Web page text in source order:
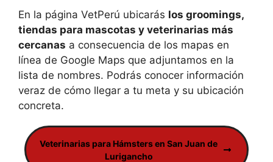
En la página VetPerú ubicarás los groomings,
tiendas para mascotas y veterinarias más
cercanas a consecuencia de los mapas en
línea de Google Maps que adjuntamos en la
lista de nombres. Podrás conocer información
veraz de cómo llegar a tu meta y su ubicación
concreta.
Veterinarias para Hámsters en San Juan de
Lurigancho